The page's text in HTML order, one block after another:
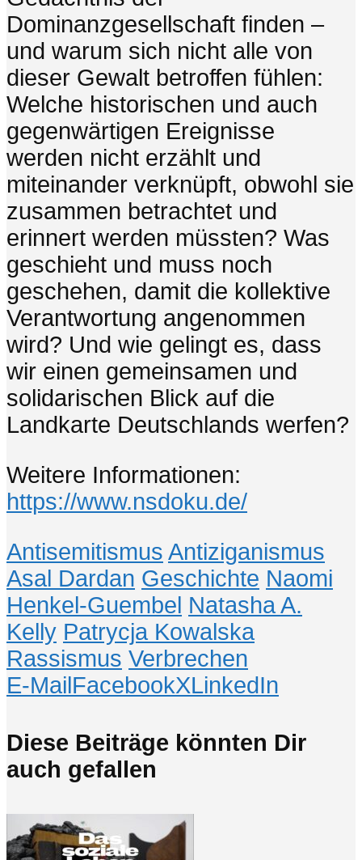
Dominanzgesellschaft finden –
und warum sich nicht alle von
dieser Gewalt betroffen fühlen:
Welche historischen und auch
gegenwärtigen Ereignisse
werden nicht erzählt und
miteinander verknüpft, obwohl sie
zusammen betrachtet und
erinnert werden müssten? Was
geschieht und muss noch
geschehen, damit die kollektive
Verantwortung angenommen
wird? Und wie gelingt es, dass
wir einen gemeinsamen und
solidarischen Blick auf die
Landkarte Deutschlands werfen?
Weitere Informationen:
https://www.nsdoku.de/
Antisemitismus Antiziganismus
Asal Dardan Geschichte Naomi
Henkel-Guembel Natasha A.
Kelly Patrycja Kowalska
Rassismus Verbrechen
E-MailFacebookXLinkedIn
Diese Beiträge könnten Dir
auch gefallen